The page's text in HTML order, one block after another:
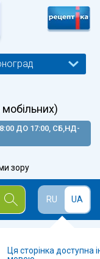
ДО 17:00, СБ,НД-
зору
RU UA
Ця сторінка доступна
Самоздрав у